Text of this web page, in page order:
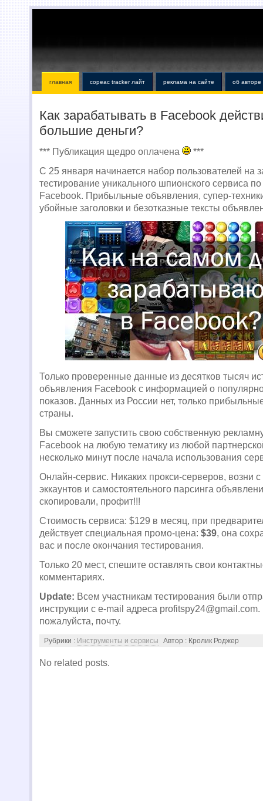
главная copeac tracker лайт реклама на сайте об авторе
Как зарабатывать в Facebook
большие деньги?
*** Публикация щедро оплачена
***
С 25 января начинается набор пользователей на
тестирование уникального шпионского сервиса
Facebook. Прибыльные объявления, супер-
убойные заголовки и безотказные тексты
Только проверенные данные из десятков тысяч
объявления Facebook с информацией о
показов. Данных из России нет, только
страны.
Вы сможете запустить свою собственную
Facebook на любую тематику из любой
несколько минут после начала использования
Онлайн-сервис. Никаких прокси-серверов, возни с
эккаунтов и самостоятельного парсинга
скопировали, профит!!!
Стоимость сервиса: $129 в месяц, при
действует специальная промо-цена: $39, она
вас и после окончания тестирования.
Только 20 мест, спешите оставлять свои
комментариях.
Update: Всем участникам тестирования были
инструкции с e-mail адреса profitspy24@gmail.com.
пожалуйста, почту.
Рубрики : Инструменты и сервисы Автор : Кролик Роджер
No related posts.